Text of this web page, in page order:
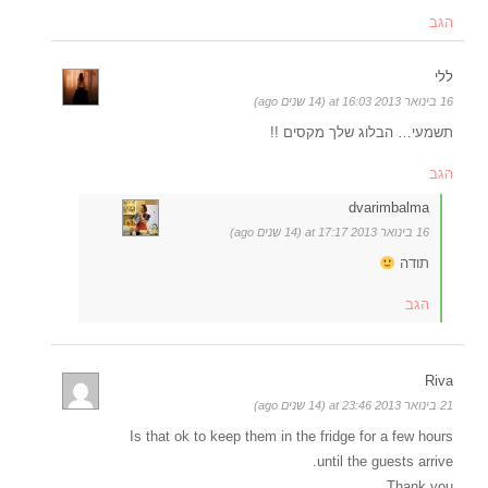
הגב
ללי
16 בינואר 2013 at 16:03 (14 שנים ago)
תשמעי… הבלוג שלך מקסים !!
הגב
dvarimbalma
16 בינואר 2013 at 17:17 (14 שנים ago)
תודה
הגב
Riva
21 בינואר 2013 at 23:46 (14 שנים ago)
Is that ok to keep them in the fridge for a few hours
until the guests arrive.